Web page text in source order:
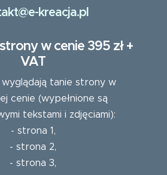
kreacja.pl
w cenie 395 zł +
VAT
wyglądają tanie strony w
cenie (wypełnione są
tekstami i zdjęciami):
- strona 1 ,
- strona 2,
- strona 3,